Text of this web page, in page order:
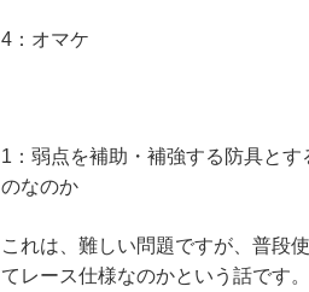
4：オマケ
1： 弱点を補助・補強する防具と
のなのか
これは、難しい問題ですが、 普段
てレース仕様なのかという話です。